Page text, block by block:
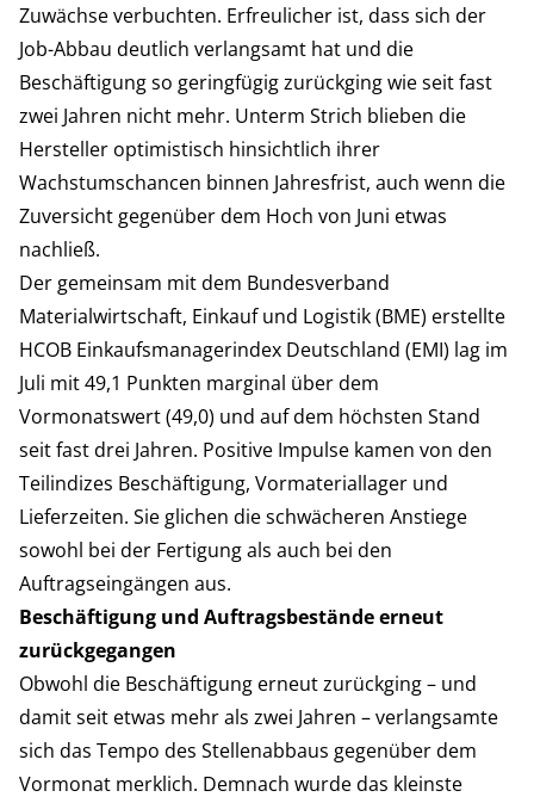
Zuwächse verbuchten. Erfreulicher ist, dass sich der
Job-Abbau deutlich verlangsamt hat und die
Beschäftigung so geringfügig zurückging wie seit fast
zwei Jahren nicht mehr. Unterm Strich blieben die
Hersteller optimistisch hinsichtlich ihrer
Wachstumschancen binnen Jahresfrist, auch wenn die
Zuversicht gegenüber dem Hoch von Juni etwas
nachließ.
Der gemeinsam mit dem Bundesverband
Materialwirtschaft, Einkauf und Logistik (BME) erstellte
HCOB Einkaufsmanagerindex Deutschland (EMI) lag im
Juli mit 49,1 Punkten marginal über dem
Vormonatswert (49,0) und auf dem höchsten Stand
seit fast drei Jahren. Positive Impulse kamen von den
Teilindizes Beschäftigung, Vormateriallager und
Lieferzeiten. Sie glichen die schwächeren Anstiege
sowohl bei der Fertigung als auch bei den
Auftragseingängen aus.
Beschäftigung und Auftragsbestände erneut
zurückgegangen
Obwohl die Beschäftigung erneut zurückging – und
damit seit etwas mehr als zwei Jahren – verlangsamte
sich das Tempo des Stellenabbaus gegenüber dem
Vormonat merklich. Demnach wurde das kleinste